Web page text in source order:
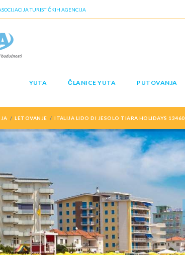
TURISTIČKIH AGENCIJA
YUTA ČLANICE YUTA PUTOVANJA
LETOVANJE ITALIJA LIDO DI JESOLO TIARA HOLIDAYS 13460